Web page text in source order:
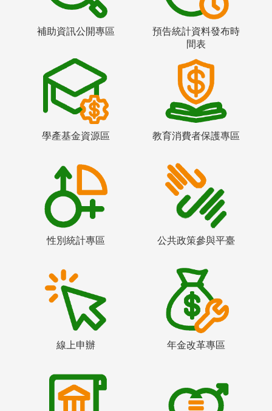
補助資訊公開專區
預告統計資料發布時
間表
學產基金資源區 教育消費者保護專區
性別統計專區 公共政策參與平臺
線上申辦 年金改革專區